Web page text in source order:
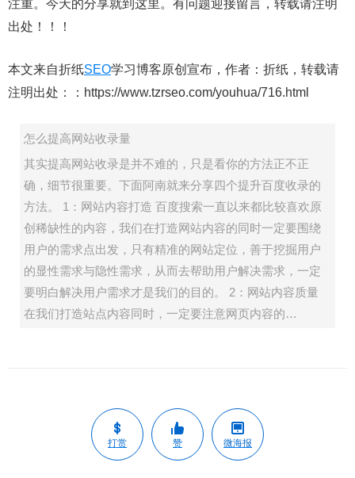
注重。今天的分享就到这里。有问题迎接留言，转载请注明
出处！！！
本文来自折纸SEO学习博客原创宣布，作者：折纸，转载请
注明出处：：https://www.tzrseo.com/youhua/716.html
怎么提高网站收录量
其实提高网站收录是并不难的，只是看你的方法正不正
确，细节很重要。下面阿南就来分享四个提升百度收录的
方法。 1：网站内容打造 百度搜索一直以来都比较喜欢原
创稀缺性的内容，我们在打造网站内容的同时一定要围绕
用户的需求点出发，只有精准的网站定位，善于挖掘用户
的显性需求与隐性需求，从而去帮助用户解决需求，一定
要明白解决用户需求才是我们的目的。 2：网站内容质量
在我们打造站点内容同时，一定要注意网页内容的…
打赏 赞 微海报